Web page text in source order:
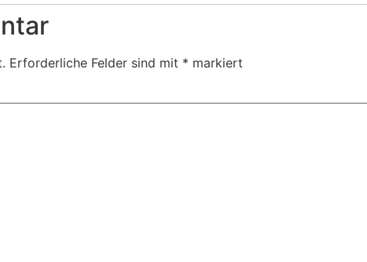
Erforderliche Felder sind mit * markiert